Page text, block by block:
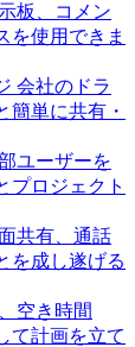
板、コメン
を使用できま
会社のドラ
簡単に共有・
ユーザーを
プロジェクト
共有、通話
を成し遂げる
空き時間
て計画を立て